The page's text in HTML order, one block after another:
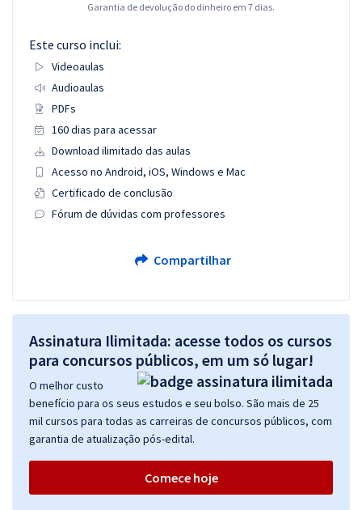
Garantia de devolução do dinheiro em 7 dias.
Este curso inclui:
Videoaulas
Audioaulas
PDFs
160 dias para acessar
Download ilimitado das aulas
Acesso no Android, iOS, Windows e Mac
Certificado de conclusão
Fórum de dúvidas com professores
Compartilhar
Assinatura Ilimitada: acesse todos os cursos
para concursos públicos, em um só lugar!
O melhor custo
benefício para os seus estudos e seu bolso. São mais de 25
mil cursos para todas as carreiras de concursos públicos, com
garantia de atualização pós-edital.
Comece hoje